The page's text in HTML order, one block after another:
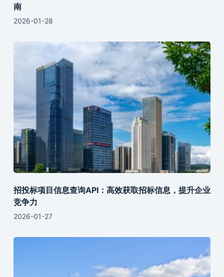
南
2026-01-28
招投标项目信息查询API：高效获取招标信息，提升企业
竞争力
2026-01-27